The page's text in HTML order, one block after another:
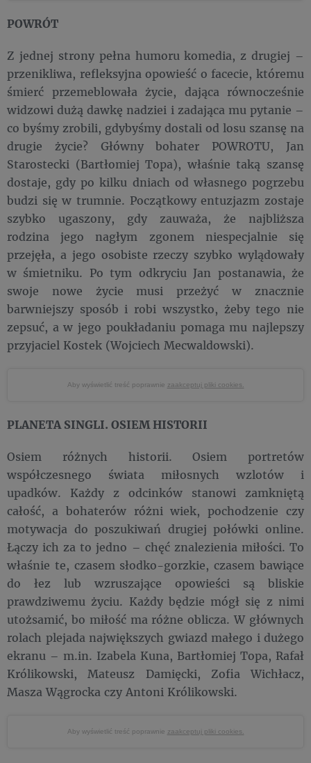
POWRÓT
Z jednej strony pełna humoru komedia, z drugiej –
przenikliwa, refleksyjna opowieść o facecie, któremu
śmierć przemeblowała życie, dająca równocześnie
widzowi dużą dawkę nadziei i zadająca mu pytanie –
co byśmy zrobili, gdybyśmy dostali od losu szansę na
drugie życie? Główny bohater POWROTU, Jan
Starostecki (Bartłomiej Topa), właśnie taką szansę
dostaje, gdy po kilku dniach od własnego pogrzebu
budzi się w trumnie. Początkowy entuzjazm zostaje
szybko ugaszony, gdy zauważa, że najbliższa
rodzina jego nagłym zgonem niespecjalnie się
przejęła, a jego osobiste rzeczy szybko wylądowały
w śmietniku. Po tym odkryciu Jan postanawia, że
swoje nowe życie musi przeżyć w znacznie
barwniejszy sposób i robi wszystko, żeby tego nie
zepsuć, a w jego poukładaniu pomaga mu najlepszy
przyjaciel Kostek (Wojciech Mecwaldowski).
Aby wyświetlić treść poprawnie zaakceptuj pliki cookies.
PLANETA SINGLI. OSIEM HISTORII
Osiem różnych historii. Osiem portretów
współczesnego świata miłosnych wzlotów i
upadków. Każdy z odcinków stanowi zamkniętą
całość, a bohaterów różni wiek, pochodzenie czy
motywacja do poszukiwań drugiej połówki online.
Łączy ich za to jedno – chęć znalezienia miłości. To
właśnie te, czasem słodko-gorzkie, czasem bawiące
do łez lub wzruszające opowieści są bliskie
prawdziwemu życiu. Każdy będzie mógł się z nimi
utożsamić, bo miłość ma różne oblicza. W głównych
rolach plejada największych gwiazd małego i dużego
ekranu – m.in. Izabela Kuna, Bartłomiej Topa, Rafał
Królikowski, Mateusz Damięcki, Zofia Wichłacz,
Masza Wągrocka czy Antoni Królikowski.
Aby wyświetlić treść poprawnie zaakceptuj pliki cookies.